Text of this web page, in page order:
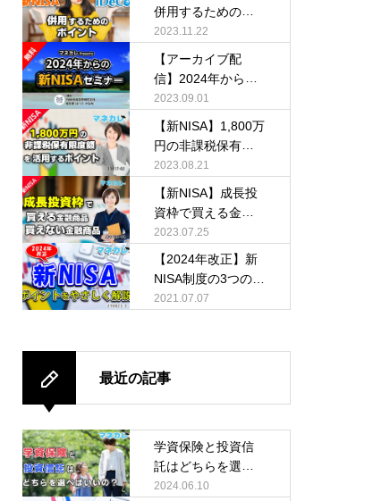
併用するためのポ
イント
2023.11.22
【アーカイブ配
信】2024年からの
新NISA活用セミナ
ー
2023.09.01
【新NISA】1,800万
円の非課税保有限
度額を活用するポ
イント
2023.08.21
【新NISA】成長投
資枠で買える金融
商品・買えない金
融商品
2023.07.25
【2024年改正】新
NISA制度の3つのポ
イントをやさしく
2021.07.07
最近の記事
学資保険と投資信
託はどちらを選べ
ばいいの？
2024.06.10